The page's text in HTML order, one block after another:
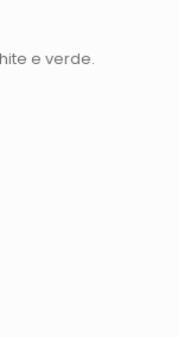
e verde.